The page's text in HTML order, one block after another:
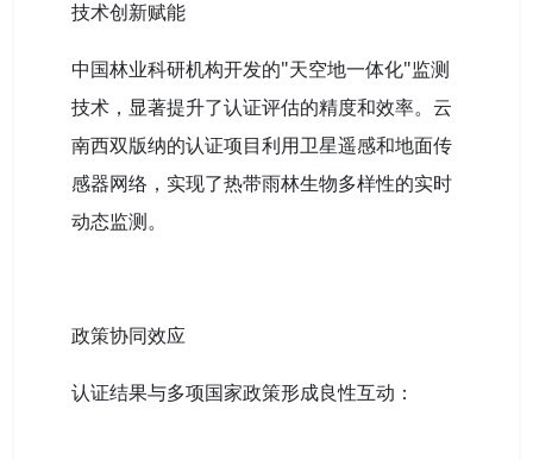
技术创新赋能
中国林业科研机构开发的"天空地一体化"监测
技术，显著提升了认证评估的精度和效率。云
南西双版纳的认证项目利用卫星遥感和地面传
感器网络，实现了热带雨林生物多样性的实时
动态监测。
政策协同效应
认证结果与多项国家政策形成良性互动：